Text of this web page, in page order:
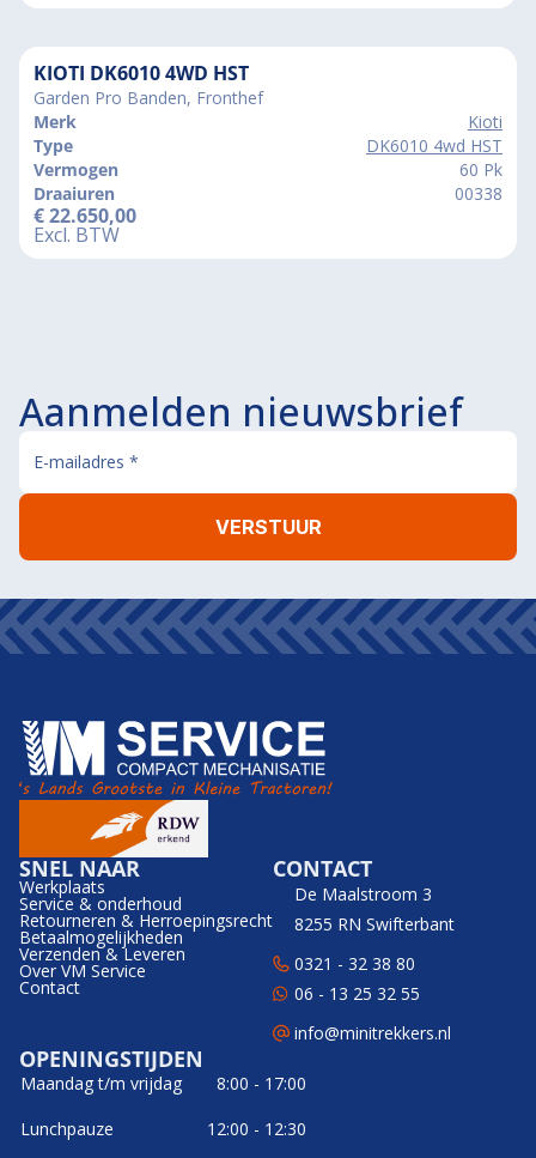
KIOTI DK6010 4WD HST
Garden Pro Banden, Fronthef
Merk
Kioti
Type
DK6010 4wd HST
Vermogen
60 Pk
Draaiuren
00338
€22.650,00
Excl. BTW
Aanmelden nieuwsbrief
SNEL NAAR
Werkplaats
Service & onderhoud
Retourneren & Herroepingsrecht
Betaalmogelijkheden
Verzenden & Leveren
Over VM Service
Contact
CONTACT
De Maalstroom 3
8255 RN Swifterbant
0321 - 32 38 80
06 - 13 25 32 55
info@minitrekkers.nl
OPENINGSTIJDEN
Maandag t/m vrijdag
8:00 - 17:00
Lunchpauze
12:00 - 12:30